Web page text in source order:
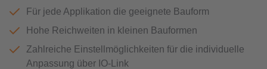
Für jede Applikation die geeignete Bauform
Hohe Reichweiten in kleinen Bauformen
Zahlreiche Einstellmöglichkeiten für die individuelle
Anpassung über IO-Link